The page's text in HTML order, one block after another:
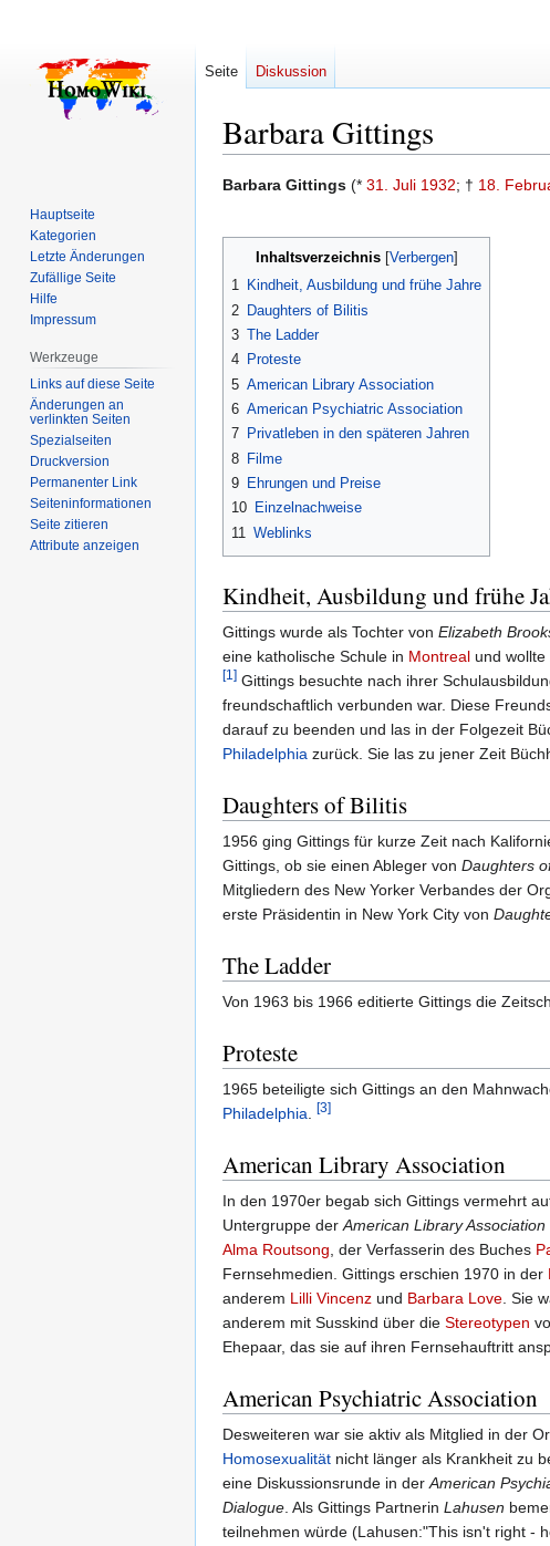
Barbara Gittings
Zur
springen
Zur
springen
Barbara Gittings (* 31. Juli 1932; † 18.
Inhaltsverzeichnis
1 Kindheit, Ausbildung und frühe Jahre
2 Daughters of Bilitis
3 The Ladder
4 Proteste
5 American Library Association
6 American Psychiatric Association
7 Privatleben in den späteren Jahren
8 Filme
9 Ehrungen und Preise
10 Einzelnachweise
11 Weblinks
Kindheit, Ausbildung und frühe
Gittings wurde als Tochter von Elizabeth
eine katholische Schule in Montreal und
[1] Gittings besuchte nach ihrer
freundschaftlich verbunden war. Diese
darauf zu beenden und las in der Folgezeit
Philadelphia zurück. Sie las zu jener Zeit
Daughters of Bilitis
1956 ging Gittings für kurze Zeit nach
Gittings, ob sie einen Ableger von Daughters
Mitgliedern des New Yorker Verbandes der
erste Präsidentin in New York City von
The Ladder
Von 1963 bis 1966 editierte Gittings die
Proteste
1965 beteiligte sich Gittings an den
Philadelphia. [3]
American Library Association
In den 1970er begab sich Gittings vermehrt
Untergruppe derAmerican Library Association
Alma Routsong, der Verfasserin des Buches
Fernsehmedien. Gittings erschien 1970 in der
anderem Lilli Vincenz und Barbara Love. Sie
anderem mit Susskind über die Stereotypen
Ehepaar, das sie auf ihren Fernsehauftritt
American Psychiatric Association
Desweiteren war sie aktiv als Mitglied in der
Homosexualität nicht länger als Krankheit zu
eine Diskussionsrunde in derAmerican
Dialogue. Als Gittings Partnerin Lahusen
teilnehmen würde (Lahusen:"This isn't right -
Seite Diskussion
Hauptseite
Kategorien
Letzte Änderungen
Zufällige Seite
Hilfe
Impressum
Werkzeuge
Links auf diese Seite
Änderungen an
verlinkten Seiten
Spezialseiten
Druckversion
Permanenter Link
Seiten­­informationen
Seite zitieren
Attribute anzeigen